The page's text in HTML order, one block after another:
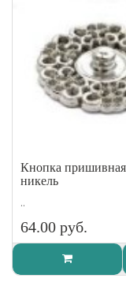
Кнопка пришивная
никель
..
64.00 руб.